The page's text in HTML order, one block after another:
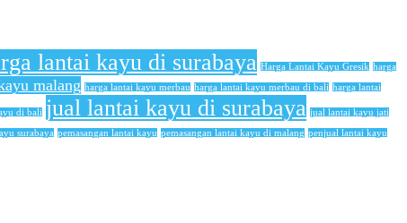
lantai kayu di surabaya Harga Lantai Kayu Gresik harga
malang harga lantai kayu merbau harga lantai kayu merbau di bali harga lantai
di bali jual lantai kayu di surabaya jual lantai kayu jati
surabaya pemasangan lantai kayu pemasangan lantai kayu di malang penjual lantai kayu